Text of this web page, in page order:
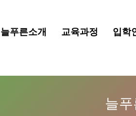
늘푸른소개 교육과정 입학
늘